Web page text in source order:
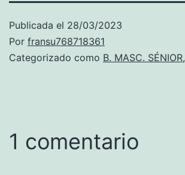
Publicada el 28/03/2023
Por fransu768718361
Categorizado como B. MASC. SÉNIOR,
1 comentario